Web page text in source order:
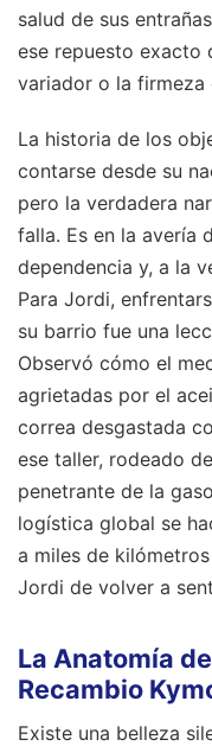
salud de sus
ese repuesto exacto
variador o la firmeza
La historia de los
contarse desde su
pero la verdadera
falla. Es en la avería
dependencia y, a la
Para Jordi,
su barrio fue una
Observó cómo el
agrietadas por el
correa desgastada
ese taller, rodeado
penetrante de la
logística global se
a miles de
Jordi de volver a
La Anatomía
Recambio
Existe una belleza